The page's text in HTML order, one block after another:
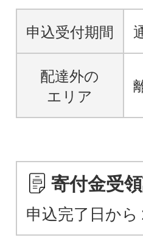
申込受付期間
配達外の
エリア
寄付金受
申込完了日から